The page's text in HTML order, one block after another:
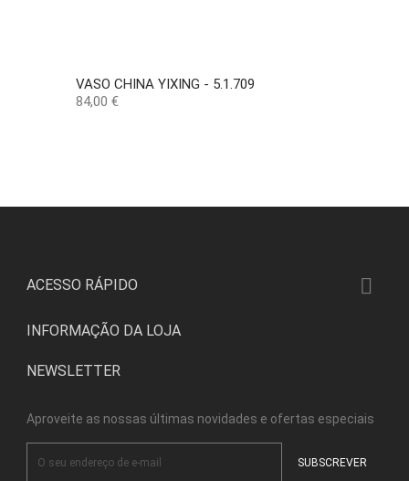
VASO CHINA YIXING - 5.1.709
Preço
84,00 €
ACESSO RÁPIDO 
INFORMAÇÃO DA LOJA
NEWSLETTER
Aproveite as nossas últimas novidades e ofertas especiais